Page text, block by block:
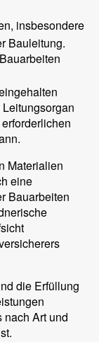
insbesondere
Bauleitung.
Materialien
eine
Bauarbeiten
die Erfüllung
nach Art und